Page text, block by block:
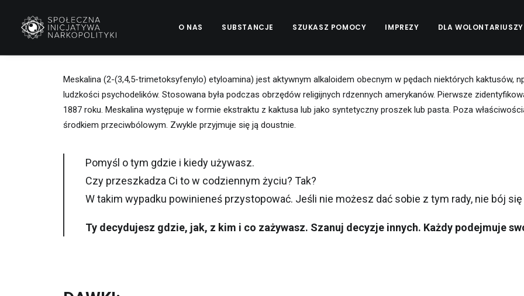
O NAS SUBSTANCJE SZUKASZ POMOCY IMPREZY DLA WOLONTARIUSZY
Meskalina
Meskalina (2-(3,4,5-trimetoksyfenylo) etyloamina) jest aktywnym alkaloidem obecnym w pędach niektórych kaktusów,
ludzkości psychodelików. Stosowana była podczas obrzędów religijnych rdzennych amerykanów. Pierwsze
1887 roku. Meskalina występuje w formie ekstraktu z kaktusa lub jako syntetyczny proszek lub pasta. Poza
środkiem przeciwbólowym. Zwykle przyjmuje się ją doustnie.
Pomyś l o tym gdzie i kiedy używasz.
Czy przeszkadza Ci to w codziennym życiu? Tak?
W takim wypadku powinieneś przystopować. Jeś li nie możesz dać sobie z tym rady, nie bój się
Ty decydujesz gdzie, jak, z kim i co zażywasz. Szanuj decyzje innych. Każdy podejmuje